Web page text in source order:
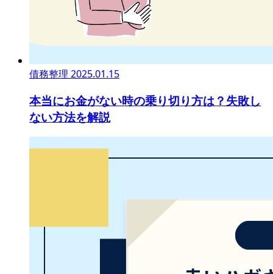
債務整理 2025.01.15
本当にお金がない時の乗り切り方は？失敗し
ない方法を解説